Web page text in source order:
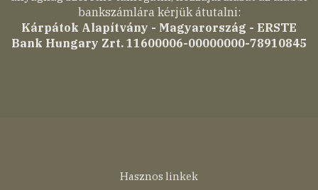
bankszámlára kérjük átutalni:
Kárpátok Alapítvány - Magyarország - ERSTE
Bank Hungary Zrt. 11600006-00000000-78910845
Hasznos linkek